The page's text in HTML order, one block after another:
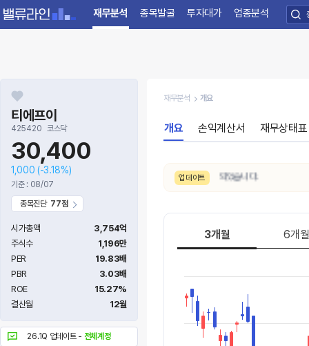
재무분석 종목발굴 투자대가 업종분석
티에프이
425420 코스닥
30,400
1,000 (-3.18%)
기준 : 08/07
종목진단 77점
시가총액
3,754억
주식수
1,196만
PER
19.83배
PBR
3.03배
ROE
15.27%
결산월
12월
26.1Q 업데이트 - 전체계정
재무분석 개요
개요 손익계산서 재무상태표
업데이트
8/7. 수급 신호가 으로 변동되었습니다.
3개월 6개월